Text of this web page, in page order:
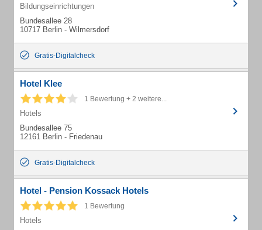
Bildungseinrichtungen
Bundesallee 28
10717 Berlin - Wilmersdorf
Gratis-Digitalcheck
Hotel Klee
1 Bewertung + 2 weitere...
Hotels
Bundesallee 75
12161 Berlin - Friedenau
Gratis-Digitalcheck
Hotel - Pension Kossack Hotels
1 Bewertung
Hotels